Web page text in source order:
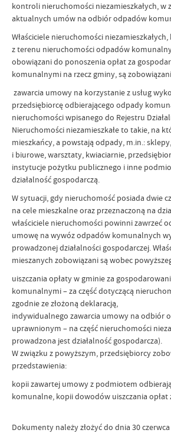
kontroli nieruchomości niezamieszkałych, w
aktualnych umów na odbiór odpadów
Właściciele nieruchomości
z terenu nieruchomości odpadów
obowiązani do ponoszenia opłat za
komunalnymi na rzecz gminy, są
zawarcia umowy na korzystanie z usług
przedsiębiorcę odbierającego odpady
nieruchomości wpisanego do Rejestru
Nieruchomości niezamieszkałe to takie, na
mieszkańcy, a powstają odpady, m.in.:
i biurowe, warsztaty, kwiaciarnie,
instytucje pożytku publicznego i inne
działalność gospodarczą.
W sytuacji, gdy nieruchomość posiada dwie
na cele mieszkalne oraz przeznaczoną na
właściciele nieruchomości powinni zawrzeć
umowę na wywóz odpadów komunalnych
prowadzonej działalności gospodarczej.
mieszanych zobowiązani są wobec
uiszczania opłaty w gminie za
komunalnymi – za część dotyczącą
zgodnie ze złożoną deklaracją,
indywidualnego zawarcia umowy na odbiór
uprawnionym – na część nieruchomości
prowadzona jest działalność gospodarcza).
W związku z powyższym, przedsiębiorcy
przedstawienia:
kopii zawartej umowy z podmiotem
komunalne, kopii dowodów uiszczania opłat
Dokumenty należy złożyć do dnia 30